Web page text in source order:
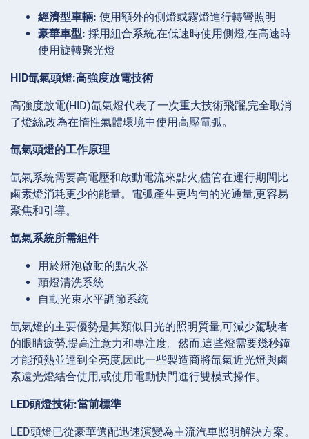
經濟型車輛: 使用額外的側燈或霧燈進行轉彎照明
豪華車型: 採用組合系統,在低速時使用側燈,在高速時
使用旋轉聚光燈
HID氙氣頭燈:高強度放電技術
高強度放電(HID)氙氣燈代表了一次重大技術飛躍,完全取消
了燈絲,改為在惰性氣體環境中使用高壓電弧。
氙氣頭燈的工作原理
氙氣系統需要高電壓和啟動電流來點火,儘管在運行期間比
鹵素燈消耗更少的能量。電弧產生更均勻的光通量,更容易
聚焦和引導。
氙氣系統所需組件
用於燈泡啟動的點火器
頭燈清洗系統
自動光束水平調節系統
氙氣燈的主要優勢是其類似日光的照明質量,可減少駕駛者
的眼睛疲勞,提高注意力和專注度。然而,這些燈需要幾秒鐘
才能預熱並達到全亮度,因此一些製造商將氙氣近光燈與鹵
素遠光燈結合使用,或使用電動快門進行雙模式操作。
LED頭燈技術:當前標準
LED頭燈已從豪華選配迅速演變為主流汽車照明解決方案。